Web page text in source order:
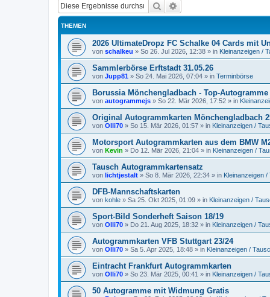
Suche
THEMEN
2026 UltimateDropz FC Schalke 04 Cards mit
von schalkeu » So 26. Jul 2026, 12:38 » in Kleinanzeigen /
Sammlerbörse Erftstadt 31.05.26
von Jupp81 » So 24. Mai 2026, 07:04 » in Terminbörse
Borussia Mönchengladbach - Top-
von autogrammejs » So 22. Mär 2026, 17:52 » in
Original Autogrammkarten Mönchengladbach
von Olli70 » So 15. Mär 2026, 01:57 » in Kleinanzeigen /
Motorsport Autogrammkarten aus dem BMW
von Kevin » Do 12. Mär 2026, 21:04 » in Kleinanzeigen /
Tausch Autogrammkartensatz
von lichtjestalt » So 8. Mär 2026, 22:34 » in Kleinanzeigen
DFB-Mannschaftskarten
von kohle » Sa 25. Okt 2025, 01:09 » in Kleinanzeigen /
Sport-Bild Sonderheft Saison 18/19
von Olli70 » Do 21. Aug 2025, 18:32 » in Kleinanzeigen /
Autogrammkarten VFB Stuttgart 23/24
von Olli70 » Sa 5. Apr 2025, 18:48 » in Kleinanzeigen /
Eintracht Frankfurt Autogrammkarten
von Olli70 » So 23. Mär 2025, 00:41 » in Kleinanzeigen /
50 Autogramme mit Widmung Gratis